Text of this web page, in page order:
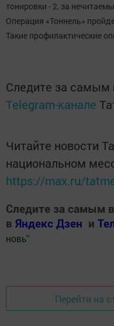
тонировки - 2, за
Операция «Тоннель»
Такие профилактические
Следите за
Telegram-канале
Читайте новости
национальном
https://max.ru/
Следите за самым
в Яндекс Дзен и
новь"
Перейти на